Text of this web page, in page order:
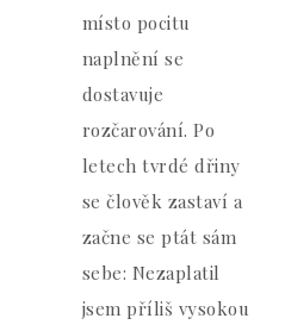
místo pocitu
naplnění se
dostavuje
rozčarování. Po
letech tvrdé dřiny
se člověk zastaví a
začne se ptát sám
sebe: Nezaplatil
jsem příliš vysokou